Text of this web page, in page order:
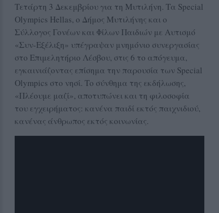
Τετάρτη 3 Δεκεμβρίου για τη Μυτιλήνη. Τα Special
Olympics Hellas, ο Δήμος Μυτιλήνης και ο
Σύλλογος Γονέων και Φίλων Παιδιών με Αυτισμό
«Συν-Εξέλιξη» υπέγραψαν μνημόνιο συνεργασίας
στο Επιμελητήριο Λέσβου, στις 6 το απόγευμα,
εγκαινιάζοντας επίσημα την παρουσία των Special
Olympics στο νησί. Το σύνθημα της εκδήλωσης,
«Πλέουμε μαζί», αποτυπώνει και τη φιλοσοφία
του εγχειρήματος: κανένα παιδί εκτός παιχνιδιού,
κανένας άνθρωπος εκτός κοινωνίας.